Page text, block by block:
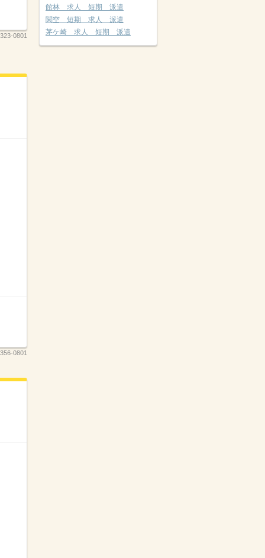
0801
0801
館林 求人 短期 派遣
関空 短期 求人 派遣
茅ケ崎 求人 短期 派遣